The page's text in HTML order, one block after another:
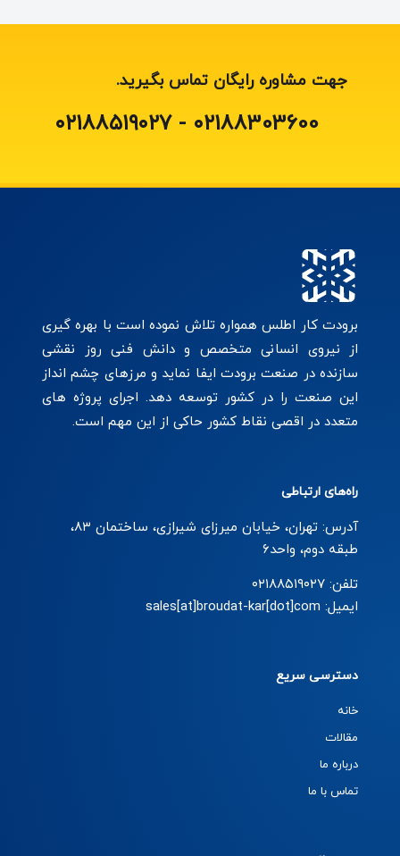
جهت مشاوره رایگان تماس بگیرید.
۰۲۱۸۸303600 - ۰۲۱۸۸۵۱۹۰۲۷
برودت کار اطلس همواره تلاش نموده است با بهره گیری
از نیروی انسانی متخصص و دانش فنی روز نقشی
سازنده در صنعت برودت ایفا نماید و مرزهای چشم انداز
این صنعت را در کشور توسعه دهد. اجرای پروژه های
متعدد در اقصی نقاط کشور حاکی از این مهم است.
راه‌های ارتباطی
آدرس: تهران، خیابان میرزای شیرازی، ساختمان ۸۳،
طبقه دوم، واحد۶
تلفن: ۰۲۱۸۸۵۱۹۰۲۷
ایمیل: sales[at]broudat-kar[dot]com
دسترسی سریع
خانه
مقالات
درباره ما
تماس با ما